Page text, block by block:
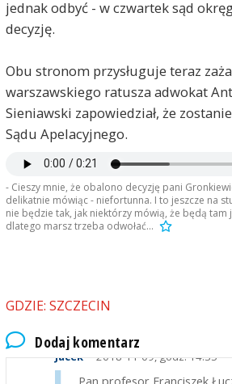
jednak odbyć - w czwartek sąd
decyzję.
Obu stronom przysługuje teraz
warszawskiego ratusza adwokat
Sieniawski zapowiedział, że
Sądu Apelacyjnego.
- Cieszy mnie, że obalono decyzję pani
delikatnie mówiąc - niefortunna. I to jeszcze na
nie będzie tak, jak niektórzy mówią, że będą tam
dlatego marsz trzeba odwołać...
GDZIE: SZCZECIN
Dodaj komentarz
rozpatrzenia w sądzie.
@Stetinesis
Słucham? Proszę nie udawać
pamięta Pan
narodowców? Jak nie do
symboli się odwoływali?? W
poszukać a nie udawać że
akurat aktualnej władzy
i hasełka głoszą zgodne z
("Polska jednorodna
"hajlujących" Polaków w
Jacek 2018-11-09, godz. 14:35